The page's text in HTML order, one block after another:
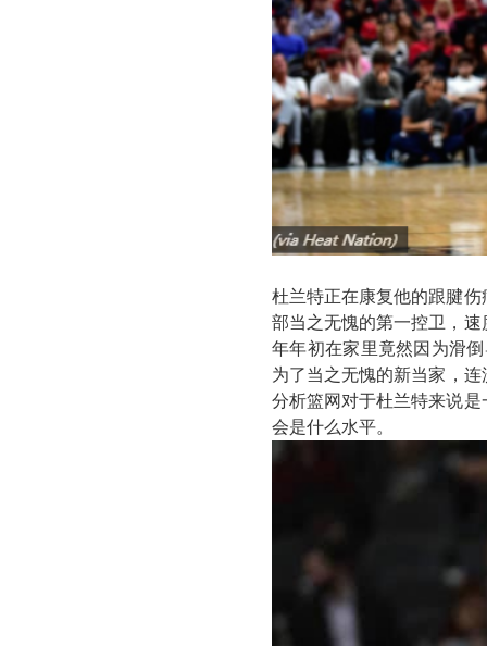
杜兰特正在康复他的跟腱
部当之无愧的第一控卫，
年年初在家里竟然因为滑
为了当之无愧的新当家，连
分析篮网对于杜兰特来说
会是什么水平。